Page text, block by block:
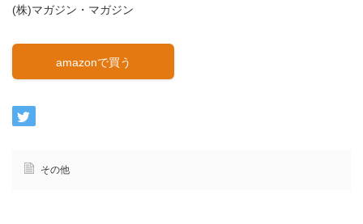
(株)マガジン・マガジン
amazonで買う
その他